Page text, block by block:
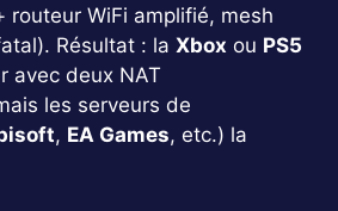
routeur WiFi amplifié, mesh
Résultat : la Xbox ou PS5
avec deux NAT
les serveurs de
, EA Games, etc.) la